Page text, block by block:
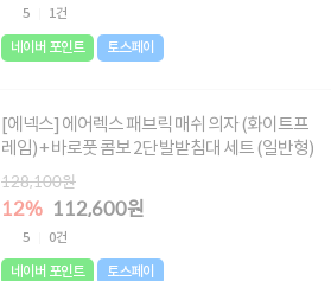
5 1건
네이버 포인트 토스페이
[에넥스] 에어렉스 패브릭 매쉬 의자 (화이트프
레임) + 바로풋 콤보 2단 발받침대 세트 (일반형)
128,100원
12% 112,600원
5 0건
네이버 포인트 토스페이